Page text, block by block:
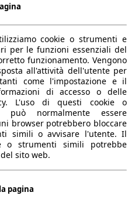
-
2700 kg
510 - 1645 l
responsabilità per la correttezza
cookie o strumenti e
per le funzioni essenziali del
funzionamento. Vengono
all'attività dell'utente per
come l'impostazione e il
di accesso o delle
L'uso di questi cookie o
normalmente essere
browser potrebbero bloccare
simili o avvisare l'utente. Il
o strumenti simili potrebbe
sito web.
pagina